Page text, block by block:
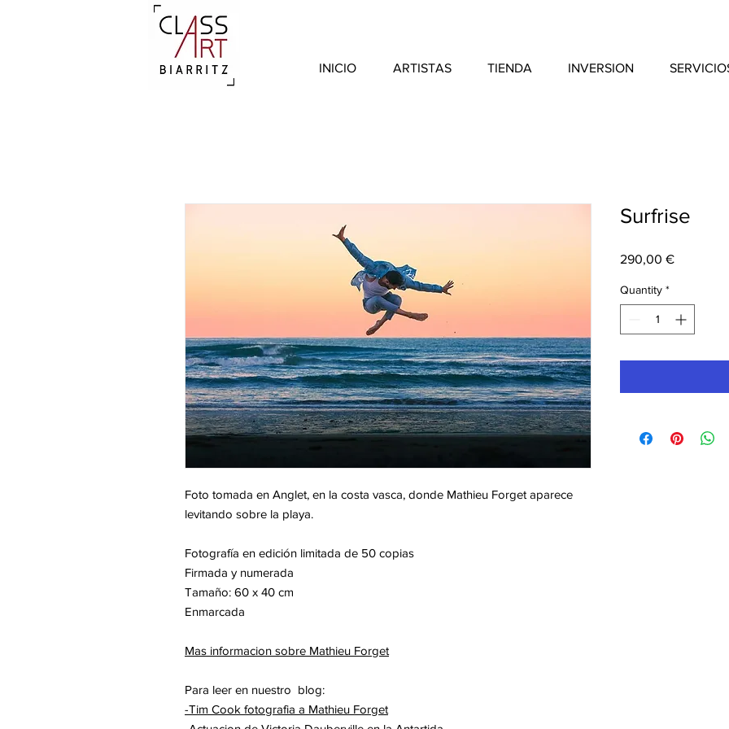
INICIO ARTISTAS TIENDA INVERSION
Foto tomada en Anglet, en la costa vasca, donde Mathieu Forget aparece
levitando sobre la playa.
Fotografía en edición limitada de 50 copias
Firmada y numerada
Tamaño: 60 x 40 cm
Enmarcada
Mas informacion sobre Mathieu Forget
Para leer en nuestro blog:
-Tim Cook fotografia a Mathieu Forget
Surfrise
290,00 €Price
Quantity *